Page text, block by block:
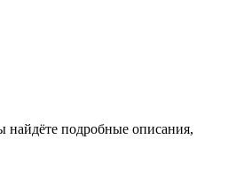
найдёте подробные описания,